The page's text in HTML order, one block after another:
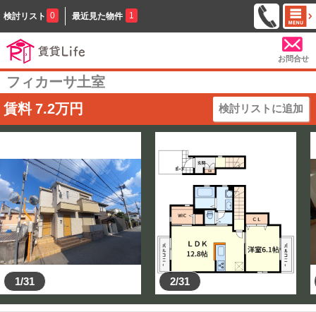
検討リスト 0 最近見た物件 1
お問合せ
フィカーサ土室
賃料 7.2万円 検討リストに追加
1/31 2/31